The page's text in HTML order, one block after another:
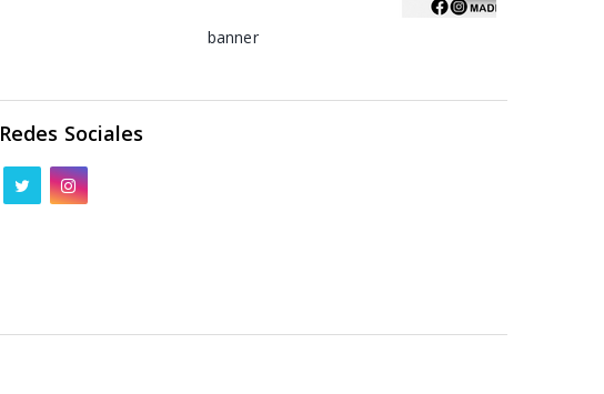
banner
Redes Sociales